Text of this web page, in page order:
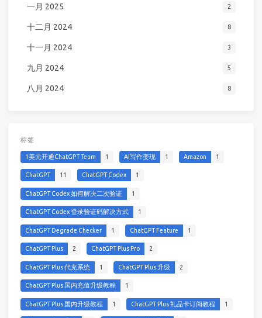
一月 2025 2
十二月 2024 8
十一月 2024 3
九月 2024 5
八月 2024 8
标签
1美元开通ChatGPT Team 1 AI写作变现 1 Amazon 1
ChatGPT 11 ChatGPT Codex 1
ChatGPT Codex 如何解决二次验证 1
ChatGPT Codex 登录验证码解决方式 1
ChatGPT Degrade Checker 1 ChatGPT Feature 1
ChatGPT Plus 2 ChatGPT Plus Pro 2
ChatGPT Plus 代充系统 1 ChatGPT Plus 升级 2
ChatGPT Plus 国内充值升级教程 1
ChatGPT Plus 国内升级教程 1 ChatGPT Plus 礼品卡订阅教程 1